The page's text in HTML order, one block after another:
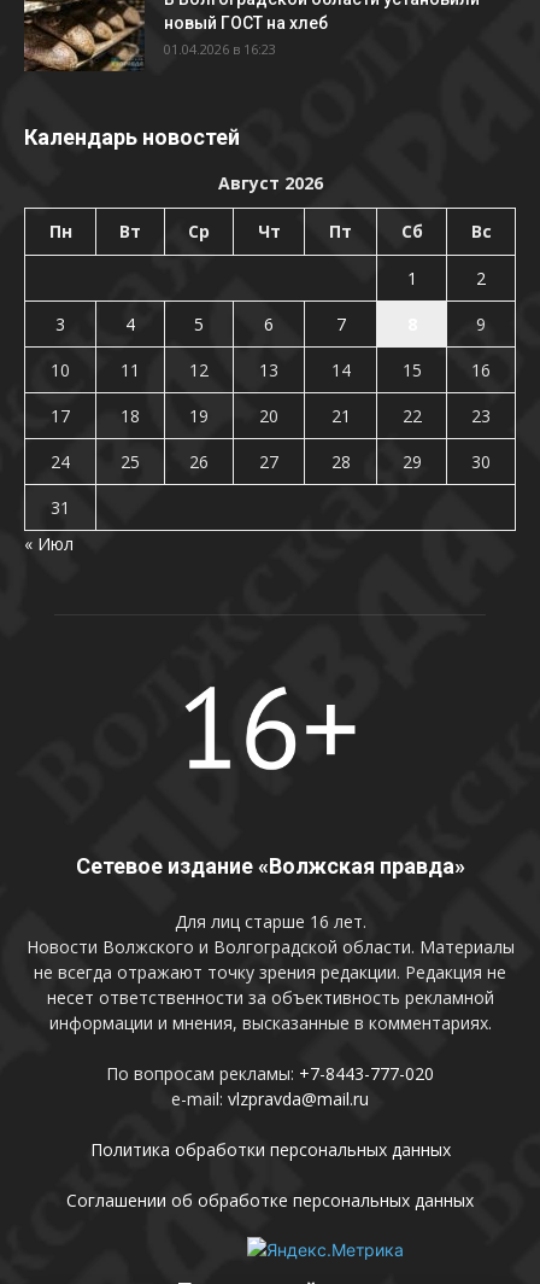
новый ГОСТ на хлеб
01.04.2026 в 16:23
Календарь новостей
Август 2026
Пн Вт Ср Чт Пт Сб Вс
1
2
3
4 5 6 7
9
10
11 12 13 14 15
16
17
18 19 20 21 22
23
24
25 26 27 28 29
30
31
« Июл
Сетевое издание «Волжская правда»
Для лиц старше 16 лет.
Новости Волжского и Волгоградской области. Материалы
не всегда отражают точку зрения редакции. Редакция не
несет ответственности за объективность рекламной
информации и мнения, высказанные в комментариях.
По вопросам рекламы: +7-8443-777-020
e-mail: vlzpravda@mail.ru
Политика обработки персональных данных
Соглашении об обработке персональных данных